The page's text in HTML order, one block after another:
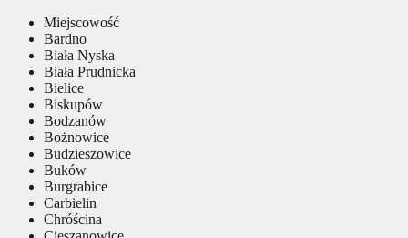
Miejscowość
Bardno
Biała Nyska
Biała Prudnicka
Bielice
Biskupów
Bodzanów
Bożnowice
Budzieszowice
Buków
Burgrabice
Carbielin
Chróścina